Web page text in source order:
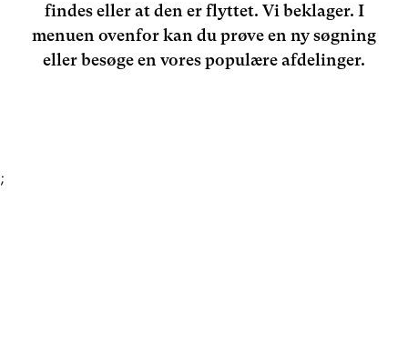
findes eller at den er flyttet. Vi beklager. I
menuen ovenfor kan du prøve en ny søgning
eller besøge en vores populære afdelinger.
;